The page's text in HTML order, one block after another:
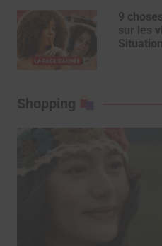
9
sur les
Shopping